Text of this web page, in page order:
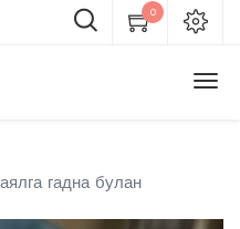
0
гадна булан